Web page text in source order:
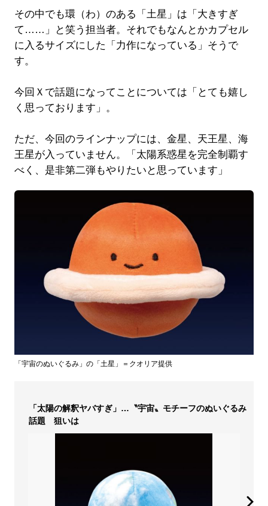
その中でも環（わ）のある「土星」は「大きすぎ
て……」と笑う担当者。それでもなんとかカプセル
に入るサイズにした「力作になっている」そうで
す。
今回Ｘで話題になってことについては「とても嬉し
く思っております」。
ただ、今回のラインナップには、金星、天王星、海
王星が入っていません。「太陽系惑星を完全制覇す
べく、是非第二弾もやりたいと思っています」
「宇宙のぬいぐるみ」の「土星」＝クオリア提供
「太陽の解釈ヤバすぎ」…〝宇宙〟モチーフのぬいぐるみ
話題 狙いは